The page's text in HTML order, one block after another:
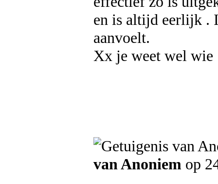
en is altijd eerlijk .
aanvoelt.
Xx je weet wel wie
van Anoniem op